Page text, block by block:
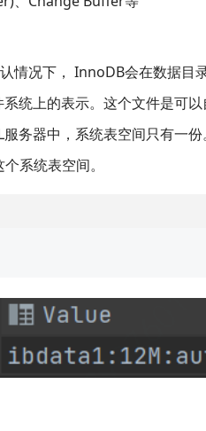
情况下， InnoDB会在数据目
统上的表示。这个文件是可
务器中，系统表空间只有一
系统表空间。